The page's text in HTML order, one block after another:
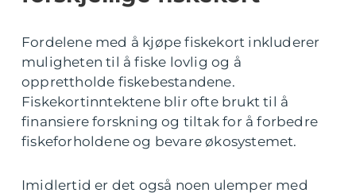
Fordelene med å kjøpe fiskekort inkluderer
muligheten til å fiske lovlig og å
opprettholde fiskebestandene.
Fiskekortinntektene blir ofte brukt til å
finansiere forskning og tiltak for å forbedre
fiskeforholdene og bevare økosystemet.
Imidlertid er det også noen ulemper med